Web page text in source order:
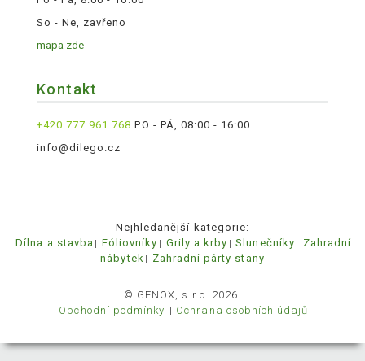
So - Ne, zavřeno
mapa zde
Kontakt
+420 777 961 768 PO - PÁ, 08:00 - 16:00
info@dilego.cz
Nejhledanější kategorie:
Dílna a stavba
Fóliovníky Grily a krby Slunečníky
Zahradní
nábytek
Zahradní párty stany
© GENOX, s.r.o. 2026.
Obchodní podmínky
Ochrana osobních údajů